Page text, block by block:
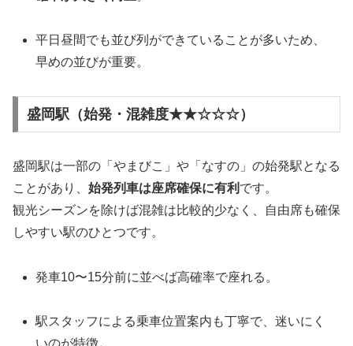
平日昼間でも並び列ができていることが多いため、
早めの並びが重要。
盛岡駅（始発・混雑度★★☆☆☆）
盛岡駅は一部の「やまびこ」や「なすの」の始発駅となる
ことがあり、 始発列車は座席確保に有利 です。
観光シーズンを除けば混雑は比較的少なく、自由席も確保
しやすい駅のひとつです。
発車10〜15分前に並べば高確率で座れる。
駅スタッフによる乗車位置案内も丁寧で、迷いにく